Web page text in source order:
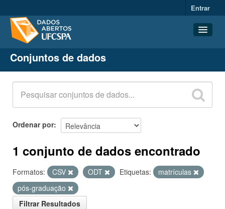
Entrar
Conjuntos de dados
Organizações
Grupos
Sobre
Conjuntos de dados
Ordenar por
1 conjunto de dados encontrado
Formatos: CSV ODT Etiquetas:
matrículas
pós-graduação
Filtrar Resultados